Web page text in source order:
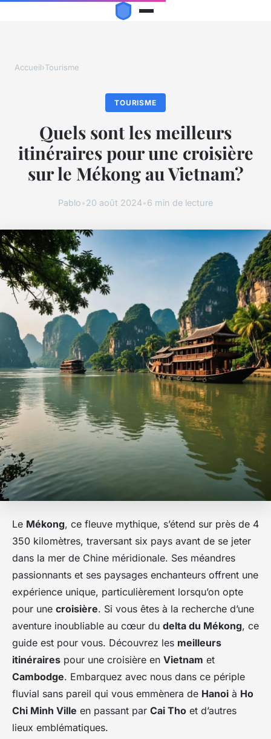
Accueil›Tourisme
TOURISME
Quels sont les meilleurs
itinéraires pour une croisière
sur le Mékong au Vietnam?
Pablo•20 août 2024•6 min de lecture
Le Mékong, ce fleuve mythique, s’étend sur près de 4
350 kilomètres, traversant six pays avant de se jeter
dans la mer de Chine méridionale. Ses méandres
passionnants et ses paysages enchanteurs offrent une
expérience unique, particulièrement lorsqu’on opte
pour une croisière. Si vous êtes à la recherche d’une
aventure inoubliable au cœur du delta du Mékong, ce
guide est pour vous. Découvrez les meilleurs
itinéraires pour une croisière en Vietnam et
Cambodge. Embarquez avec nous dans ce périple
fluvial sans pareil qui vous emmènera de Hanoi à Ho
Chi Minh Ville en passant par Cai Tho et d’autres
lieux emblématiques.